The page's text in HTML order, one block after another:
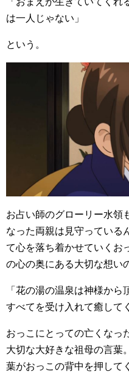
は一人じゃない」
という。
お占い師のグローリー水領
なった両親は見守っている
て心を落ち着かせていくお
の心の奥にある大切な想い
「花の湯の温泉は神様か
すべてを受け入れて癒して
おっこにとっての亡くなっ
大切な大好きな祖母の言葉
葉がおっこの背中を押して